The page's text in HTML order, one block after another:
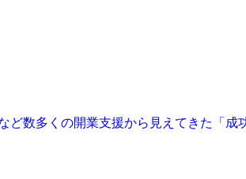
数多くの開業支援から見えてきた「成